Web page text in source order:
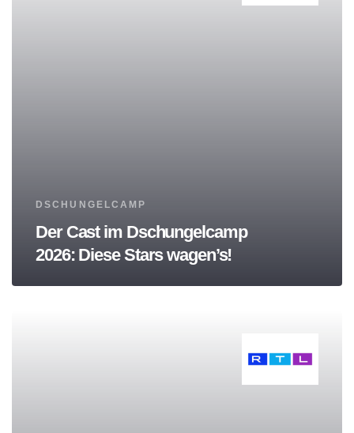
Tags
DSCHUNGELCAMP
Der Cast im Dschungelcamp
2026: Diese Stars wagen’s!